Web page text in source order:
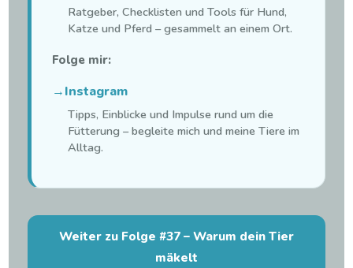
Ratgeber, Checklisten und Tools für Hund,
Katze und Pferd – gesammelt an einem Ort.
Folge mir:
→Instagram
Tipps, Einblicke und Impulse rund um die
Fütterung – begleite mich und meine Tiere im
Alltag.
Weiter zu Folge #37 – Warum dein Tier
mäkelt